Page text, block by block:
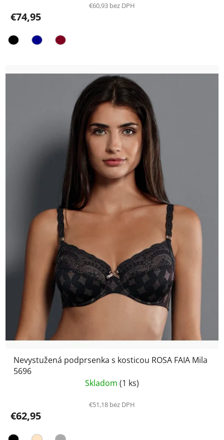
€60,93 bez DPH
€74,95
Nevystužená podprsenka s kosticou ROSA FAIA Mila
5696
Skladom (1 ks)
€51,18 bez DPH
€62,95